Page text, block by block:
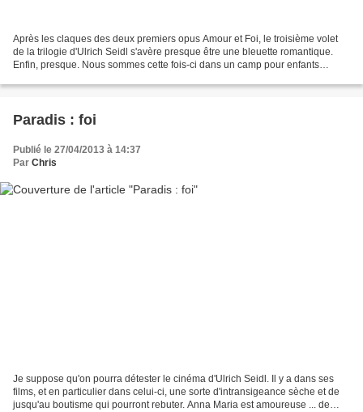
Après les claques des deux premiers opus Amour et Foi, le troisième volet
de la trilogie d'Ulrich Seidl s'avère presque être une bleuette romantique.
Enfin, presque. Nous sommes cette fois-ci dans un camp pour enfants
Paradis : foi
Publié le 27/04/2013 à 14:37
Par Chris
Je suppose qu'on pourra détester le cinéma d'Ulrich Seidl. Il y a dans ses
films, et en particulier dans celui-ci, une sorte d'intransigeance sèche et de
jusqu'au boutisme qui pourront rebuter. Anna Maria est amoureuse ... de